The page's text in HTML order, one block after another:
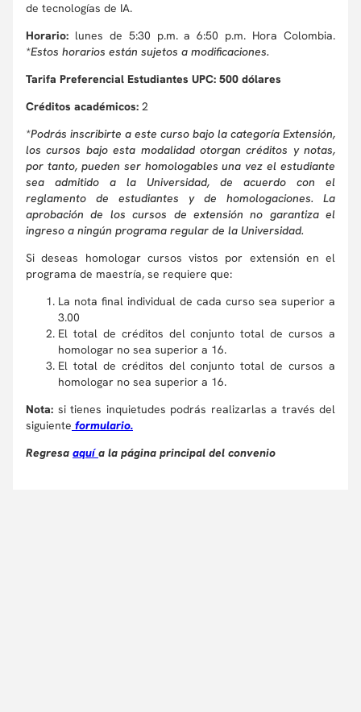
de tecnologías de IA.
Horario: lunes de 5:30 p.m. a 6:50 p.m. Hora Colombia.
*Estos horarios están sujetos a modificaciones.
Tarifa Preferencial Estudiantes UPC: 500 dólares
Créditos académicos: 2
*Podrás inscribirte a este curso bajo la categoría Extensión,
los cursos bajo esta modalidad otorgan créditos y notas,
por tanto, pueden ser homologables una vez el estudiante
sea admitido a la Universidad, de acuerdo con el
reglamento de estudiantes y de homologaciones. La
aprobación de los cursos de extensión no garantiza el
ingreso a ningún programa regular de la Universidad.
Si deseas homologar cursos vistos por extensión en el
programa de maestría, se requiere que:
La nota final individual de cada curso sea superior a
3.00
El total de créditos del conjunto total de cursos a
homologar no sea superior a 16.
El total de créditos del conjunto total de cursos a
homologar no sea superior a 16.
Nota: si tienes inquietudes podrás realizarlas a través del
siguiente formulario.
Regresa aquía la página principal del convenio